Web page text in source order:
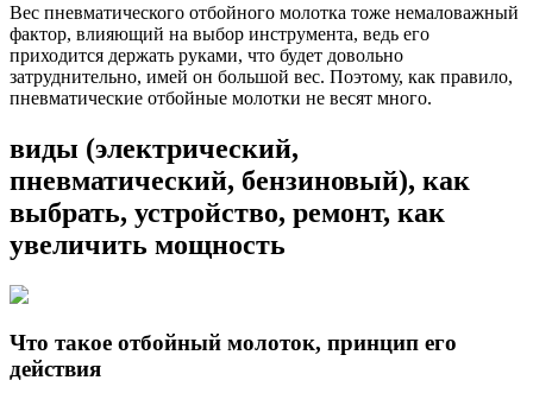
Вес пневматического отбойного молотка тоже немаловажный
фактор, влияющий на выбор инструмента, ведь его
приходится держать руками, что будет довольно
затруднительно, имей он большой вес. Поэтому, как правило,
пневматические отбойные молотки не весят много.
виды (электрический,
пневматический, бензиновый), как
выбрать, устройство, ремонт, как
увеличить мощность
Что такое отбойный молоток, принцип его
действия